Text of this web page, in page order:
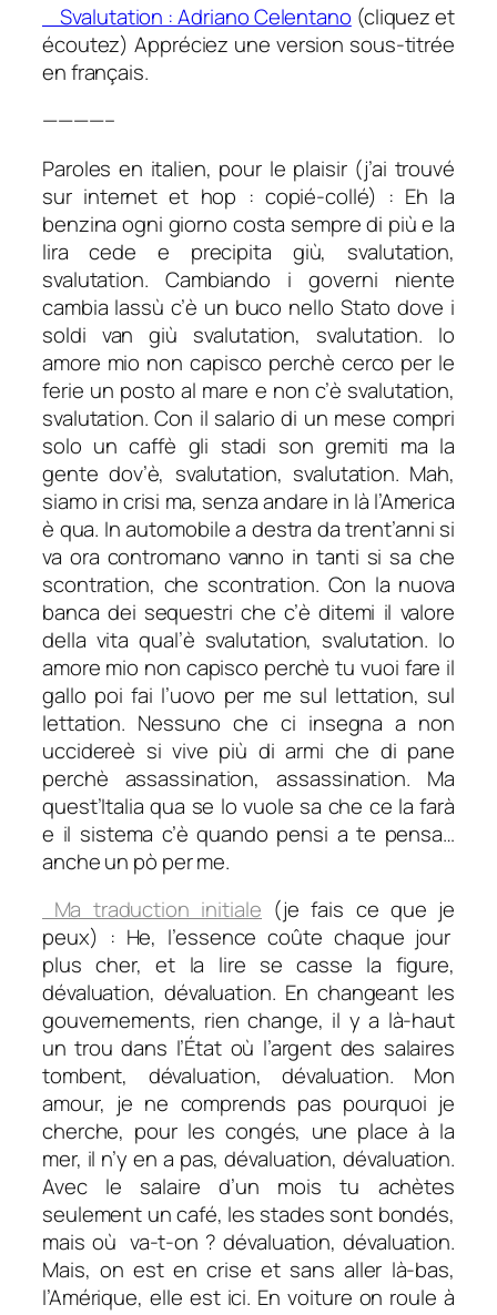
Svalutation : Adriano Celentano (cliquez et
écoutez) Appréciez une version sous-titrée
en français.
————–
Paroles en italien, pour le plaisir (j’ai trouvé
sur internet et hop : copié-collé) : Eh la
benzina ogni giorno costa sempre di più e la
lira cede e precipita giù, svalutation,
svalutation. Cambiando i governi niente
cambia lassù c’è un buco nello Stato dove i
soldi van giù svalutation, svalutation. Io
amore mio non capisco perchè cerco per le
ferie un posto al mare e non c’è svalutation,
svalutation. Con il salario di un mese compri
solo un caffè gli stadi son gremiti ma la
gente dov’è, svalutation, svalutation. Mah,
siamo in crisi ma, senza andare in là l’America
è qua. In automobile a destra da trent’anni si
va ora contromano vanno in tanti si sa che
scontration, che scontration. Con la nuova
banca dei sequestri che c’è ditemi il valore
della vita qual’è svalutation, svalutation. Io
amore mio non capisco perchè tu vuoi fare il
gallo poi fai l’uovo per me sul lettation, sul
lettation. Nessuno che ci insegna a non
uccidereè si vive più di armi che di pane
perchè assassination, assassination. Ma
quest’Italia qua se lo vuole sa che ce la farà
e il sistema c’è quando pensi a te pensa…
anche un pò per me.
Ma traduction initiale (je fais ce que je
peux) : He, l’essence coûte chaque jour
plus cher, et la lire se casse la figure,
dévaluation, dévaluation. En changeant les
gouvernements, rien change, il y a là-haut
un trou dans l’État où l’argent des salaires
tombent, dévaluation, dévaluation. Mon
amour, je ne comprends pas pourquoi je
cherche, pour les congés, une place à la
mer, il n’y en a pas, dévaluation, dévaluation.
Avec le salaire d’un mois tu achètes
seulement un café, les stades sont bondés,
mais où va-t-on ? dévaluation, dévaluation.
Mais, on est en crise et sans aller là-bas,
l’Amérique, elle est ici. En voiture on roule à